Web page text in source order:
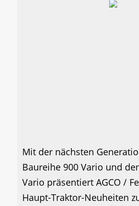
Mit der nächsten
Baureihe 900 Vario und
Vario präsentiert AGCO /
Haupt-Traktor-Neuheiten